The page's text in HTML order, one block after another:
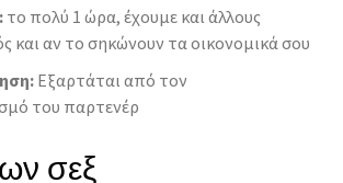
το πολύ 1 ώρα, έχουμε και άλλους
και αν το σηκώνουν τα οικονομικά σου
Εξαρτάται από τον
του παρτενέρ
σεξ